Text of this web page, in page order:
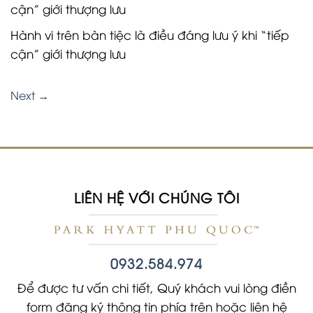
cận” giới thượng lưu
Hành vi trên bàn tiệc là điều đáng lưu ý khi “tiếp
cận” giới thượng lưu
Next →
LIÊN HỆ VỚI CHÚNG TÔI
0932.584.974
Để được tư vấn chi tiết, Quý khách vui lòng điền
form đăng ký thông tin phía trên hoặc liên hệ